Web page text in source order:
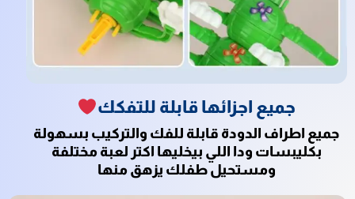
جميع اجزائها قابلة للتفكك
جميع اطراف الدودة قابلة للفك والتركيب بسهولة
بكليبسات ودا اللي بيخليها اكتر لعبة مختلفة
ومستحيل طفلك يزهق منها